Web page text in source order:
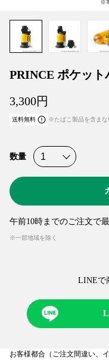
PRINCE ポケット
3,300円
送料無料 ※たばこ製品を含まな
午前10時までのご注文で
※一部地域を除く
数量
LINEで
お客様都合（ご注文間違い、